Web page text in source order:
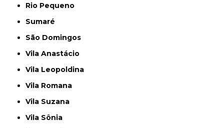
Rio Pequeno
Sumaré
São Domingos
Vila Anastácio
Vila Leopoldina
Vila Romana
Vila Suzana
Vila Sônia